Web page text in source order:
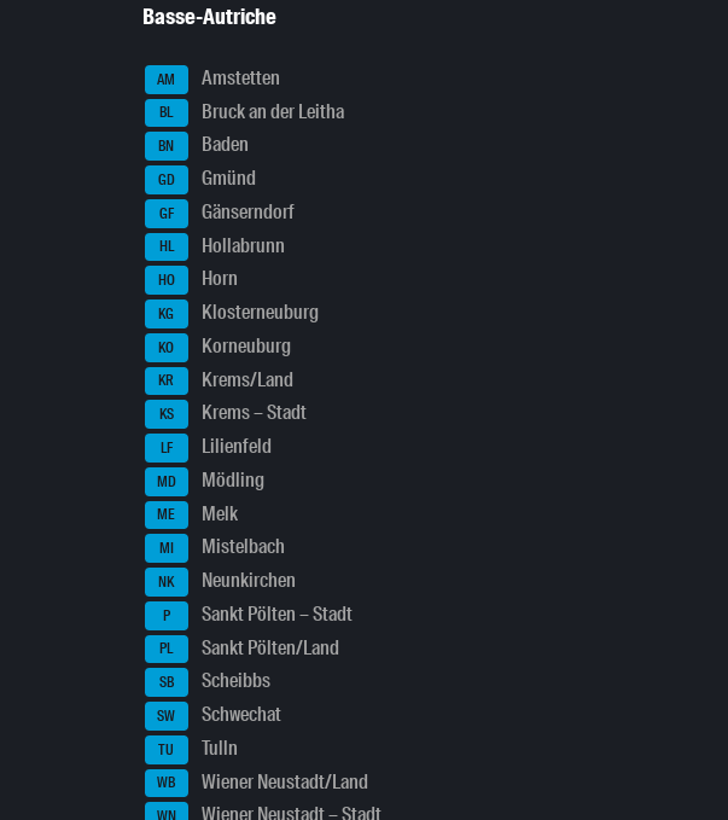
Basse-Autriche
AM Amstetten
BL Bruck an der Leitha
BN Baden
GD Gmünd
GF Gänserndorf
HL Hollabrunn
HO Horn
KG Klosterneuburg
KO Korneuburg
KR Krems/Land
KS Krems – Stadt
LF Lilienfeld
MD Mödling
ME Melk
MI Mistelbach
NK Neunkirchen
P Sankt Pölten – Stadt
PL Sankt Pölten/Land
SB Scheibbs
SW Schwechat
TU Tulln
WB Wiener Neustadt/Land